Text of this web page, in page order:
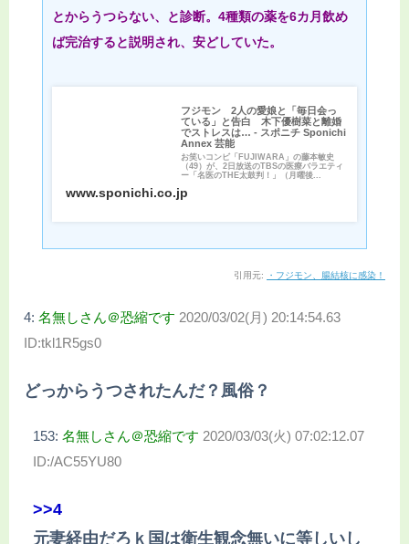
とからうつらない、と診断。4種類の薬を6カ月飲め
ば完治すると説明され、安どしていた。
フジモン 2人の愛娘と「毎日会っ
ている」と告白 木下優樹菜と離婚
でストレスは… - スポニチ Sponichi
Annex 芸能
お笑いコンビ「FUJIWARA」の藤本敏史
（49）が、2日放送のTBSの医療バラエティ
ー「名医のTHE太鼓判！」（月曜後...
www.sponichi.co.jp
引用元: ・フジモン、腸結核に感染！
4: 名無しさん＠恐縮です 2020/03/02(月) 20:14:54.63
ID:tkl1R5gs0
どっからうつされたんだ？風俗？
153: 名無しさん＠恐縮です 2020/03/03(火) 07:02:12.07
ID:/AC55YU80
>>4
元妻経由だろｋ国は衛生観念無いに等しいし